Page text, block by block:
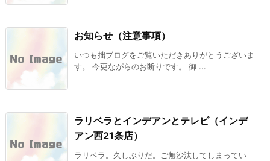
お知らせ（注意事項）
いつも拙ブログをご覧いただきありがとうございま
す。 今更ながらのお断りです。 御 ...
ラリベラとインデアンとテレビ（インデ
アン西21条店）
ラリベラ。久しぶりだ。ご無沙汰してしまってい